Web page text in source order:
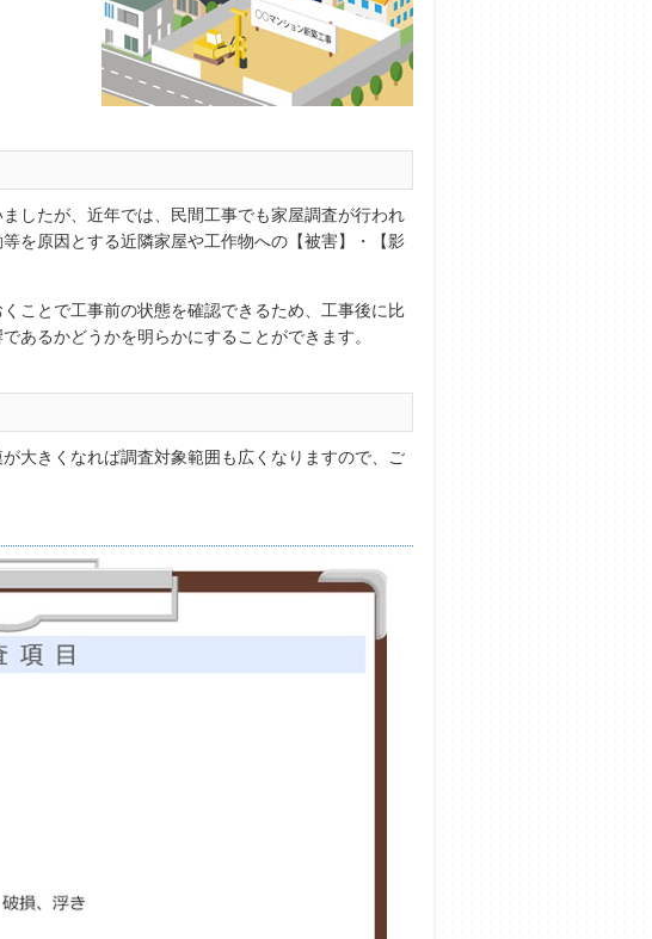
したが、近年では、民間工事でも家屋調査が行われ
を原因とする近隣家屋や工作物への【被害】・【影
ことで工事前の状態を確認できるため、工事後に比
あるかどうかを明らかにすることができます。
大きくなれば調査対象範囲も広くなりますので、ご